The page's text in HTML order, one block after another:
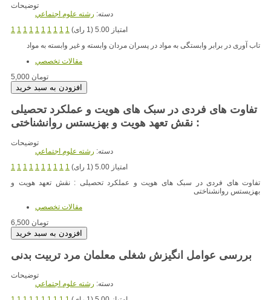
توضیحات
دسته: رشته علوم اجتماعي
1 1 1 1 1 1 1 1 1 1
امتیاز 5.00 (1 رای)
تاب آوری در برابر وابستگی به مواد در پسران مردان وابسته و غیر وابسته به مواد
مقالات تخصصي
5,000 تومان
تفاوت های فردی در سبک های هویت و عملکرد تحصیلی
: نقش تعهد هویت و بهزیستس روانشناختی
توضیحات
دسته: رشته علوم اجتماعي
1 1 1 1 1 1 1 1 1 1
امتیاز 5.00 (1 رای)
تفاوت های فردی در سبک های هویت و عملکرد تحصیلی : نقش تعهد هویت و
بهزیستس روانشناختی
مقالات تخصصي
6,500 تومان
بررسی عوامل انگیزش شغلی معلمان مرد تربیت بدنی
توضیحات
دسته: رشته علوم اجتماعي